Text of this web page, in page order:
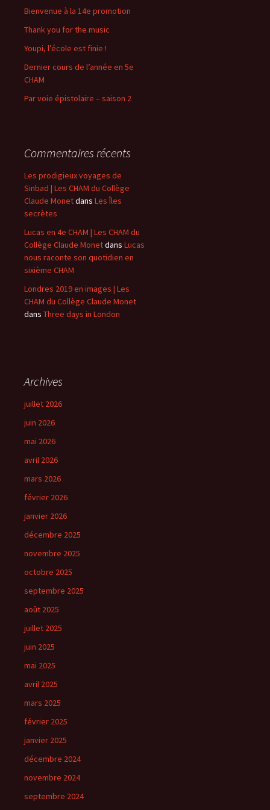
Bienvenue à la 14e promotion
Thank you for the music
Youpi, l’école est finie !
Dernier cours de l’année en 5e
CHAM
Par voie épistolaire – saison 2
Commentaires récents
Les prodigieux voyages de
Sinbad | Les CHAM du Collège
Claude Monetdans Les Îles
secrètes
Lucas en 4e CHAM | Les CHAM du
Collège Claude Monetdans Lucas
nous raconte son quotidien en
sixième CHAM
Londres 2019 en images | Les
CHAM du Collège Claude Monet
dans Three days in London
Archives
juillet 2026
juin 2026
mai 2026
avril 2026
mars 2026
février 2026
janvier 2026
décembre 2025
novembre 2025
octobre 2025
septembre 2025
août 2025
juillet 2025
juin 2025
mai 2025
avril 2025
mars 2025
février 2025
janvier 2025
décembre 2024
novembre 2024
septembre 2024